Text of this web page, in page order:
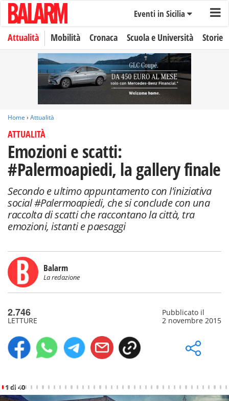
Eventi in Sicilia
Attualità Mobilità Cronaca Scuola e Università Storie
Home › Attualità
ATTUALITÀ
Emozioni e scatti:
#Palermoapiedi, la gallery finale
Secondo e ultimo appuntamento con l'iniziativa
social #Palermoapiedi, che si conclude con una
raccolta di scatti che raccontano la città, tra
emozioni, istanti e paesaggi
Balarm
La redazione
2.746
LETTURE
Pubblicato il
2 novembre 2015
1 di 40